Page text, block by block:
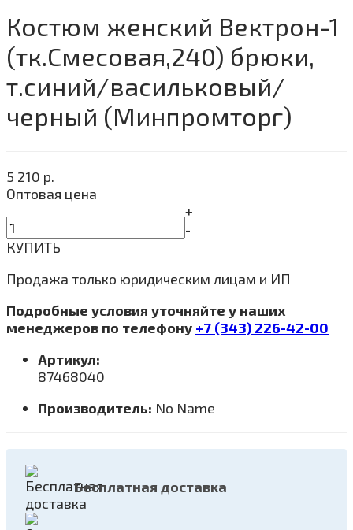
Костюм женский Вектрон-1
(тк.Смесовая,240) брюки,
т.синий/васильковый/
черный (Минпромторг)
5 210 р.
Оптовая цена
+
-
КУПИТЬ
Продажа только юридическим лицам и ИП
Подробные условия уточняйте у наших
менеджеров по телефону +7 (343) 226-42-00
Артикул:
87468040
Производитель: No Name
Бесплатная доставка